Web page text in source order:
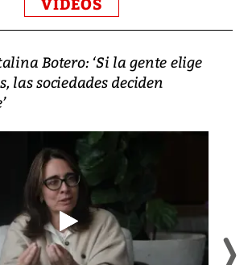
VIDEOS
Botero: ‘Si la gente elige
las sociedades deciden